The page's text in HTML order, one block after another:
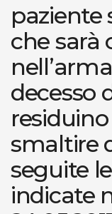
paziente
che sarà
decesso
smaltire
seguite
indicate